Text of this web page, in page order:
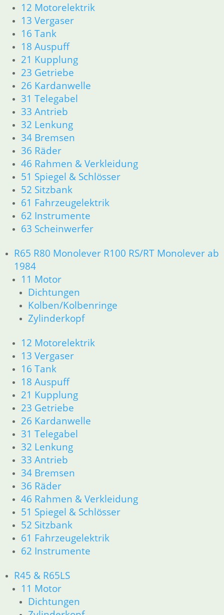
12 Motorelektrik
13 Vergaser
16 Tank
18 Auspuff
21 Kupplung
23 Getriebe
26 Kardanwelle
31 Telegabel
33 Antrieb
32 Lenkung
34 Bremsen
36 Räder
46 Rahmen & Verkleidung
51 Spiegel & Schlösser
52 Sitzbank
61 Fahrzeugelektrik
62 Instrumente
63 Scheinwerfer
R65 R80 Monolever R100 RS/RT Monolever ab
1984
11 Motor
Dichtungen
Kolben/Kolbenringe
Zylinderkopf
12 Motorelektrik
13 Vergaser
16 Tank
18 Auspuff
21 Kupplung
23 Getriebe
26 Kardanwelle
31 Telegabel
32 Lenkung
33 Antrieb
34 Bremsen
36 Räder
46 Rahmen & Verkleidung
51 Spiegel & Schlösser
52 Sitzbank
61 Fahrzeugelektrik
62 Instrumente
R45 & R65LS
11 Motor
Dichtungen